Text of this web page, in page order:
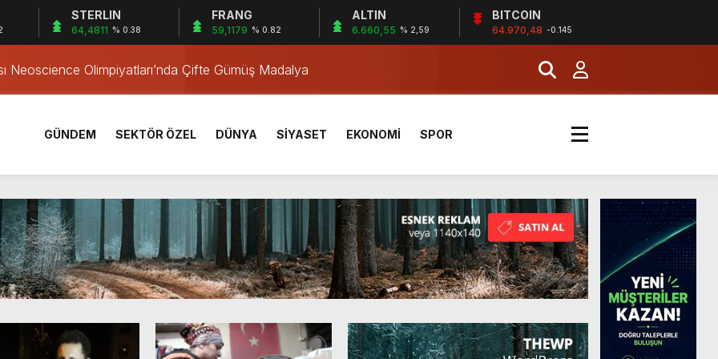
STERLIN
64,4811 % 0.38
FRANG
59,1179 % 0.82
ALTIN
6.660,55 % 2,59
BITCOIN
64.970,48 -0.145
Neoscience Olimpiyatları’nda Çifte Gümüş Madalya
Öğrencilerinden ABD’de Tarihi Başarı: 6 Öğrenci 14 Madalya Kazandı
ve iskele yeniden hayat buluyor
İçin Çaba
Toplantısı
4 il başkanını daha görevden alacak
karşılama: Sizler tarihin doğru tarafındasınız
Neoscience Olimpiyatları’nda Çifte Gümüş Madalya
GÜNDEM SEKTÖR ÖZEL DÜNYA SİYASET EKONOMİ SPOR